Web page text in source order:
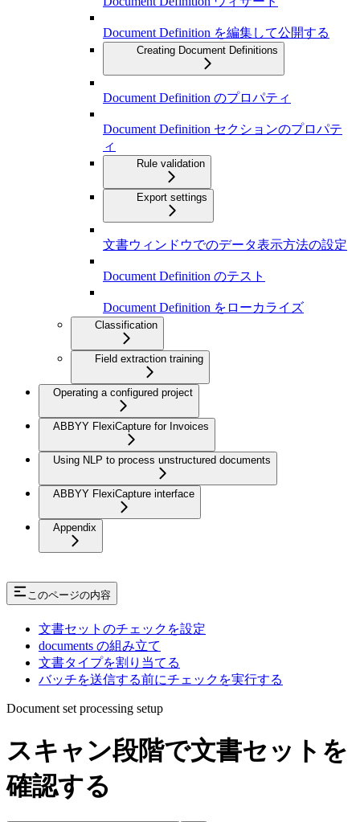
Document Definition を編集して公開する
Creating Document Definitions
Document Definition のプロパティ
Document Definition セクションのプロパテ
ィ
Rule validation
Export settings
文書ウィンドウでのデータ表示方法の設定
Document Definition のテスト
Document Definition をローカライズ
Classification
Field extraction training
Operating a configured project
ABBYY FlexiCapture for Invoices
Using NLP to process unstructured documents
ABBYY FlexiCapture interface
Appendix
このページの内容
文書セットのチェックを設定
documents の組み立て
文書タイプを割り当てる
バッチを送信する前にチェックを実行する
Document set processing setup
スキャン段階で文書セットを
確認する